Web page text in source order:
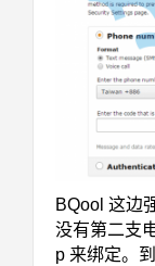
BQool 这边
没有第二支
p 来绑定。